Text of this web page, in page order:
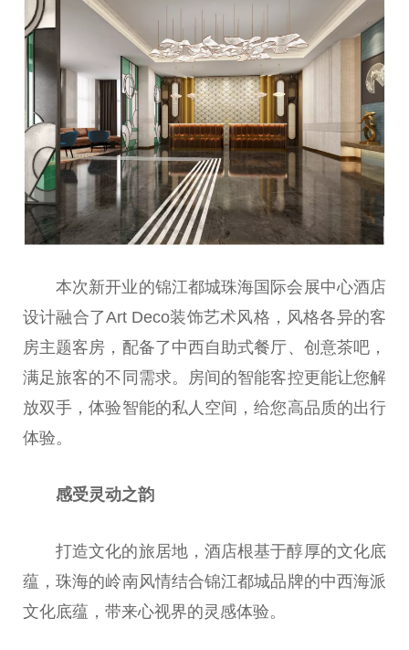
本次新开业的锦江都城珠海国际会展中心酒店
设计融合了Art Deco装饰艺术风格，风格各异的客
房主题客房，配备了中西自助式餐厅、创意茶吧，
满足旅客的不同需求。房间的智能客控更能让您解
放双手，体验智能的私人空间，给您高品质的出行
体验。
感受灵动之韵
打造文化的旅居地，酒店根基于醇厚的文化底
蕴，珠海的岭南风情结合锦江都城品牌的中西海派
文化底蕴，带来心视界的灵感体验。